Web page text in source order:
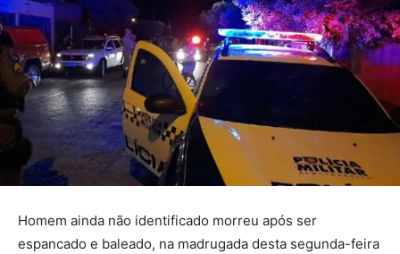
Homem ainda não identificado morreu após ser
espancado e baleado, na madrugada desta segunda-feira